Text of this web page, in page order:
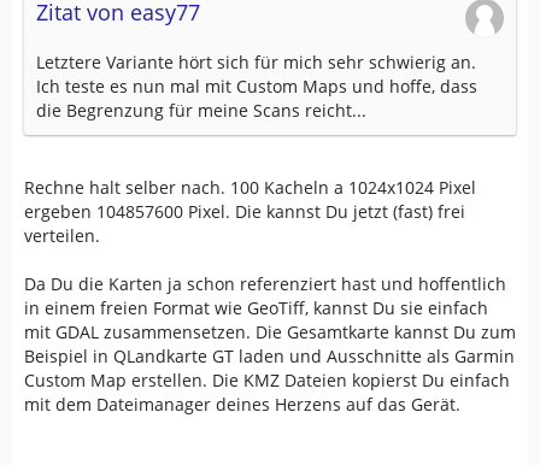
Zitat von easy77
Letztere Variante hört sich für mich sehr schwierig an.
Ich teste es nun mal mit Custom Maps und hoffe, dass
die Begrenzung für meine Scans reicht...
Rechne halt selber nach. 100 Kacheln a 1024x1024 Pixel
ergeben 104857600 Pixel. Die kannst Du jetzt (fast) frei
verteilen.
Da Du die Karten ja schon referenziert hast und hoffentlich
in einem freien Format wie GeoTiff, kannst Du sie einfach
mit GDAL zusammensetzen. Die Gesamtkarte kannst Du zum
Beispiel in QLandkarte GT laden und Ausschnitte als Garmin
Custom Map erstellen. Die KMZ Dateien kopierst Du einfach
mit dem Dateimanager deines Herzens auf das Gerät.